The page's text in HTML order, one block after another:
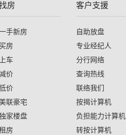
房
手新房
买房
上车
价
价
联豪宅
家楼盘
房
客户支援
自助放盘
专业经纪人
分行网络
查询热线
联络我们
按揭计算机
负担能力计算机
转按计算机